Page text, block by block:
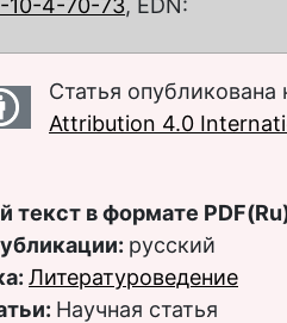
10-4-70-73, EDN:
Статья
Attribution 4.0
текст в формате
русский
Литературоведение
Научная статья